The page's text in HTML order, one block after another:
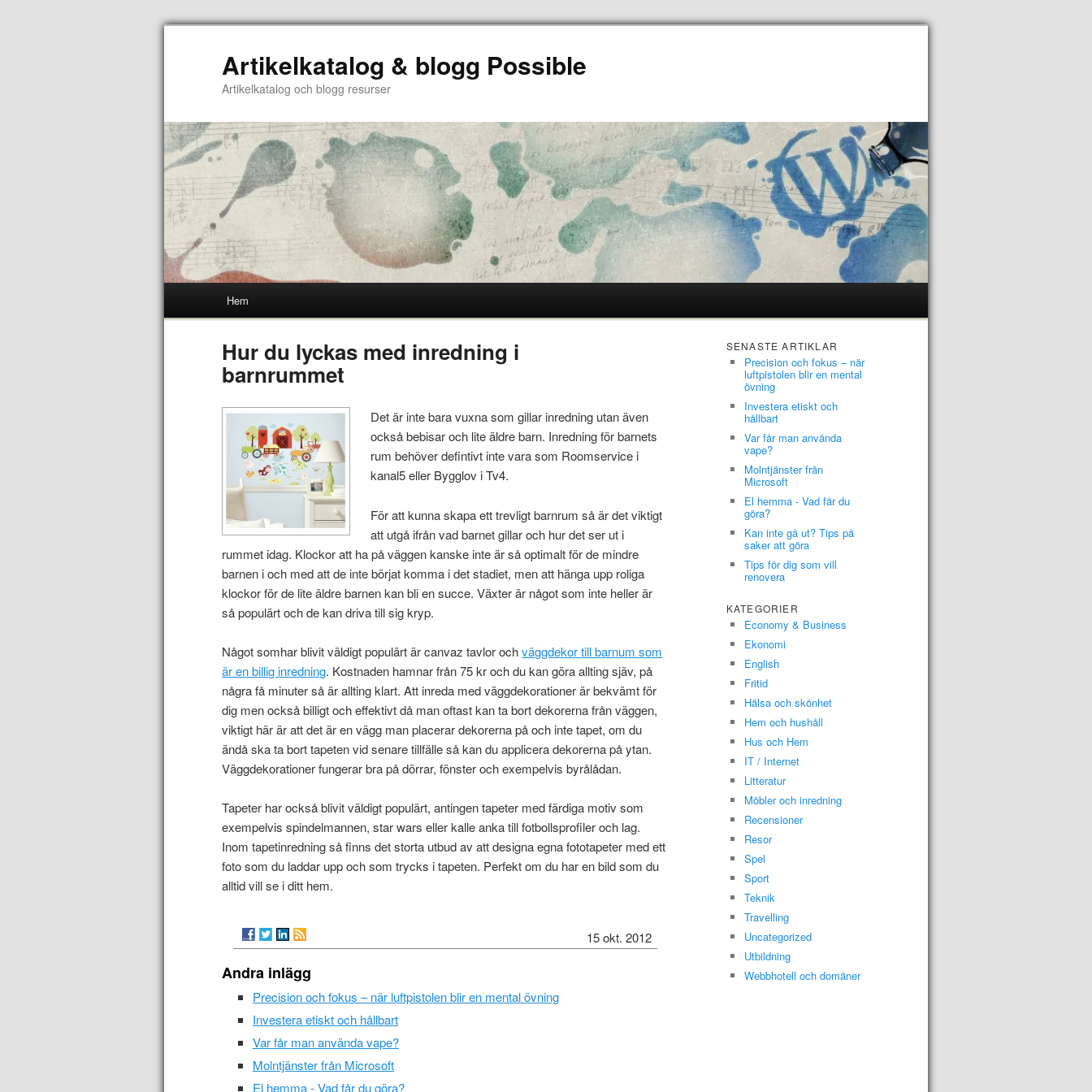
Artikelkatalog & blogg Possible
Artikelkatalog och blogg resurser
Hem
Hur du lyckas med inredning i
barnrummet
Det är inte bara vuxna som gillar inredning utan även
också bebisar och lite äldre barn. Inredning för barnets
rum behöver defintivt inte vara som Roomservice i
kanal5 eller Bygglov i Tv4.
För att kunna skapa ett trevligt barnrum så är det viktigt
att utgå ifrån vad barnet gillar och hur det ser ut i
rummet idag. Klockor att ha på väggen kanske inte är så optimalt för de mindre
barnen i och med att de inte börjat komma i det stadiet, men att hänga upp roliga
klockor för de lite äldre barnen kan bli en succe. Växter är något som inte heller är
så populärt och de kan driva till sig kryp.
Något somhar blivit väldigt populärt är canvaz tavlor ochväggdekor till barnum som
är en billig inredning. Kostnaden hamnar från 75 kr och du kan göra allting sjäv, på
några få minuter så är allting klart. Att inreda med väggdekorationer är bekvämt för
dig men också billigt och effektivt då man oftast kan ta bort dekorerna från väggen,
viktigt här är att det är en vägg man placerar dekorerna på och inte tapet, om du
ändå ska ta bort tapeten vid senare tillfälle så kan du applicera dekorerna på ytan.
Väggdekorationer fungerar bra på dörrar, fönster och exempelvis byrålådan.
Tapeter har också blivit väldigt populärt, antingen tapeter med färdiga motiv som
exempelvis spindelmannen, star wars eller kalle anka till fotbollsprofiler och lag.
Inom tapetinredning så finns det storta utbud av att designa egna fototapeter med ett
foto som du laddar upp och som trycks i tapeten. Perfekt om du har en bild som du
alltid vill se i ditt hem.
15 okt. 2012
Andra inlägg
Precision och fokus – när luftpistolen blir en mental övning
Investera etiskt och hållbart
Var får man använda vape?
Molntjänster från Microsoft
El hemma - Vad får du göra?
SENASTE ARTIKLAR
Precision och fokus – när
luftpistolen blir en mental
övning
Investera etiskt och
hållbart
Var får man använda
vape?
Molntjänster från
Microsoft
El hemma - Vad får du
göra?
Kan inte gå ut? Tips på
saker att göra
Tips för dig som vill
renovera
KATEGORIER
Economy & Business
Ekonomi
English
Fritid
Hälsa och skönhet
Hem och hushåll
Hus och Hem
IT / Internet
Litteratur
Möbler och inredning
Recensioner
Resor
Spel
Sport
Teknik
Travelling
Uncategorized
Utbildning
Webbhotell och domäner